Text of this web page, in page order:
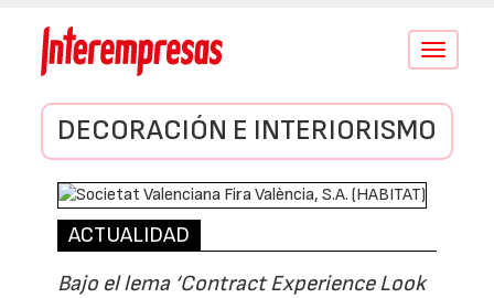
Conmutar
DECORACIÓN E INTERIORISMO
ACTUALIDAD
Bajo el lema ‘Contract Experience Look